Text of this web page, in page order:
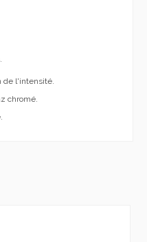
de l'intensité.
chromé.